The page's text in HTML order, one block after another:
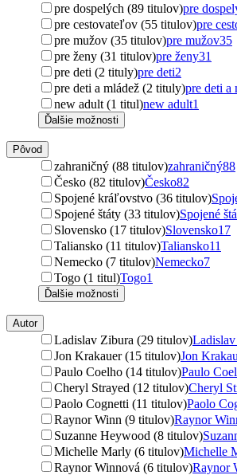
pre dospelých (89 titulov)pre
pre cestovateľov (55 titulov)pre
pre mužov (35 titulov)pre mužov35
pre ženy (31 titulov)pre ženy31
pre deti (2 tituly)pre deti2
pre deti a mládež (2 tituly)pre deti a
new adult (1 titul)new adult1
Ďalšie možnosti
Pôvod
zahraničný (88 titulov)zahraničný88
Česko (82 titulov)Česko82
Spojené kráľovstvo (36 titulov)
Spojené štáty (33 titulov)Spojené
Slovensko (17 titulov)Slovensko17
Taliansko (11 titulov)Taliansko11
Nemecko (7 titulov)Nemecko7
Togo (1 titul)Togo1
Ďalšie možnosti
Autor
Ladislav Zibura (29 titulov)
Jon Krakauer (15 titulov)Jon
Paulo Coelho (14 titulov)Paulo
Cheryl Strayed (12 titulov)Cheryl
Paolo Cognetti (11 titulov)Paolo
Raynor Winn (9 titulov)Raynor
Suzanne Heywood (8 titulov)
Michelle Marly (6 titulov)Michelle
Raynor Winnová (6 titulov)Raynor